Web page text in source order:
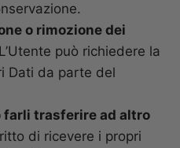
o rimozione dei
L’Utente può richiedere la
Dati da parte del
farli trasferire ad altro
di ricevere i propri